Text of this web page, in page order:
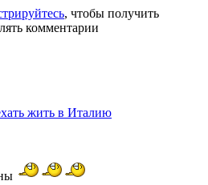
, чтобы получить
комментарии
жить в Италию